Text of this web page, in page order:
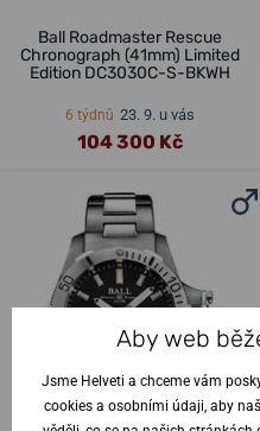
Ball Roadmaster Rescue
Chronograph (41mm) Limited
Edition DC3030C-S-BKWH
6 týdnů 23. 9. u vás
104 300 Kč
Aby web
Jsme Helveti a chceme vám
cookies a osobními údaji, aby